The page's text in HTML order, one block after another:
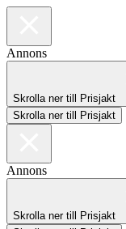
Annons
Skrolla ner till Prisjakt
Skrolla ner till Prisjakt
Annons
Skrolla ner till Prisjakt